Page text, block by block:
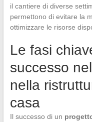
il cantiere di diverse
permettono di evitare la
ottimizzare le risorse
Le fasi
successo
nella
casa
Il successo di un